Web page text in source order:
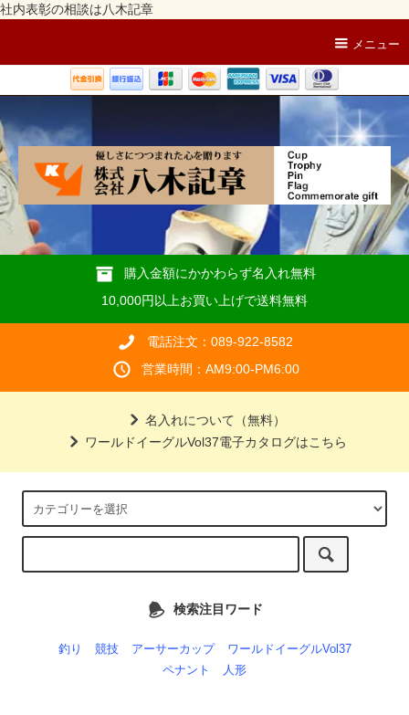
社内表彰の相談は八木記章
メニュー
購入金額にかかわらず名入れ無料
10,000円以上お買い上げで送料無料
電話注文：089-922-8582
営業時間：AM9:00-PM6:00
名入れについて（無料）
ワールドイーグルVol37電子カタログはこちら
検索注目ワード
釣り 競技 アーサーカップ
ワールドイーグルVol37
ペナント
人形